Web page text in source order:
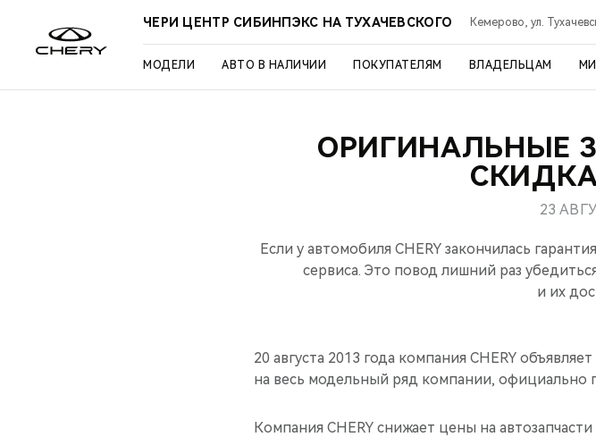
ЧЕРИ ЦЕНТР СИБИНПЭКС НА ТУХАЧЕВСКОГО Кемерово, ул.
МОДЕЛИ АВТО В НАЛИЧИИ ПОКУПАТЕЛЯМ ВЛАДЕЛЬЦАМ
ОРИГИНАЛЬНЫЕ
23
Если у автомобиля CHERY закончилась
сервиса. Это повод лишний раз
и их
20 августа 2013 года компания CHERY
на весь модельный ряд компании, официально
Компания CHERY снижает цены на